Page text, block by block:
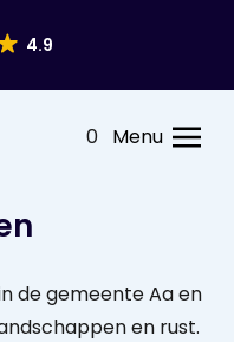
4.9
0 Menu
de gemeente Aa en
en rust.